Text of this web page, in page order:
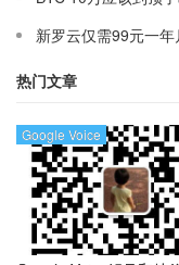
新罗云仅需99元一
热门文章
Google Voice